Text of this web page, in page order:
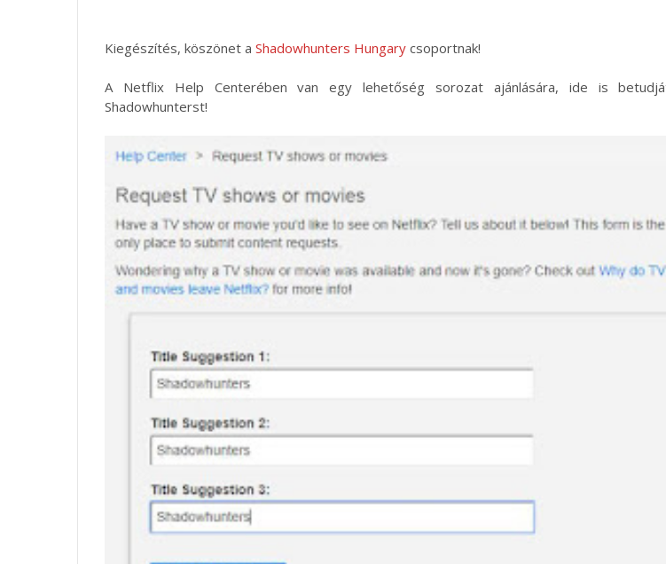
Kiegészítés, köszönet a Shadowhunters Hungary csoportnak!
A Netflix Help Centerében van egy lehetőség sorozat ajánlására, ide is
Shadowhunterst!